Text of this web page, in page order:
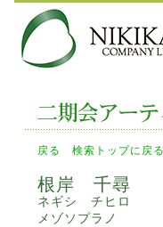
戻る 検索トップに戻る
根岸 千尋
ネギシ チヒロ
メゾソプラノ